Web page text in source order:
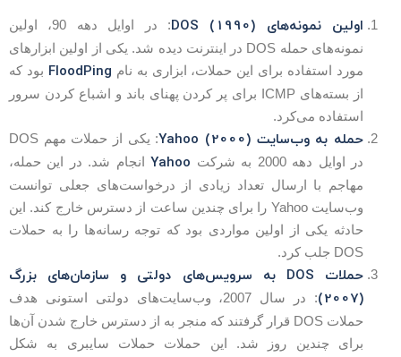
اولین نمونه‌های DOS (1990)
: در اوایل دهه 90، اولین
نمونه‌های حمله DOS در اینترنت دیده شد. یکی از اولین ابزارهای
مورد استفاده برای این حملات، ابزاری به نامFloodPingبود که
از بسته‌های ICMP برای پر کردن پهنای باند و اشباع کردن سرور
استفاده می‌کرد.
حمله به وب‌سایت Yahoo (2000)
: یکی از حملات مهم DOS
در اوایل دهه 2000 به شرکت
Yahooانجام شد. در این حمله،
مهاجم با ارسال تعداد زیادی از درخواست‌های جعلی توانست
وب‌سایت Yahoo را برای چندین ساعت از دسترس خارج کند. این
حادثه یکی از اولین مواردی بود که توجه رسانه‌ها را به حملات
DOS جلب کرد.
حملات DOS به سرویس‌های دولتی و سازمان‌های بزرگ
: در سال 2007، وب‌سایت‌های دولتی استونی هدف
حملات DOS قرار گرفتند که منجر به از دسترس خارج شدن آن‌ها
برای چندین روز شد. این حملات حملات سایبری به شکل